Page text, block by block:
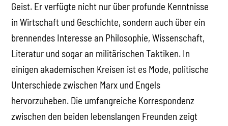
Geist. Er verfügte nicht nur über profunde Kenntnisse
in Wirtschaft und Geschichte, sondern auch über ein
brennendes Interesse an Philosophie, Wissenschaft,
Literatur und sogar an militärischen Taktiken. In
einigen akademischen Kreisen ist es Mode, politische
Unterschiede zwischen Marx und Engels
hervorzuheben. Die umfangreiche Korrespondenz
zwischen den beiden lebenslangen Freunden zeigt